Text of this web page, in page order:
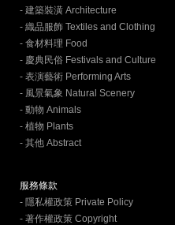
- 建築裝潢 Architecture
- 織品服飾 Textiles and Clothing
- 食材料理 Food
- 慶典民俗 Festivals and Culture
- 表演藝術 Performing Arts
- 風景氣象 Natural Scenery
- 動物 Animals
- 植物 Plants
- 其他 Abstract
服務條款
- 隱私權政策 Private Policy
- 著作權政策 Copyright